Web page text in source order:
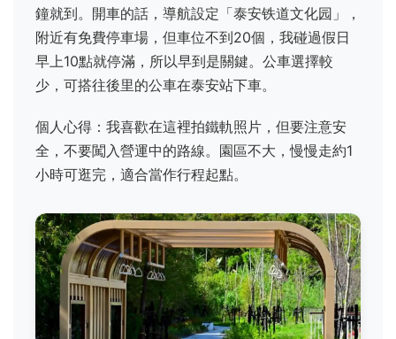
鐘就到。開車的話，導航設定「泰安铁道文化园」，
附近有免費停車場，但車位不到20個，我碰過假日
早上10點就停滿，所以早到是關鍵。公車選擇較
少，可搭往後里的公車在泰安站下車。
個人心得：我喜歡在這裡拍鐵軌照片，但要注意安
全，不要闖入營運中的路線。園區不大，慢慢走約1
小時可逛完，適合當作行程起點。